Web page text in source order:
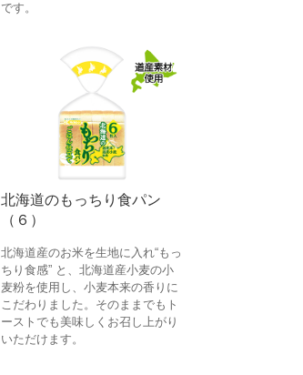
です。
北海道のもっちり食パン
（６）
北海道産のお米を生地に入れ“もっ
ちり食感” と、北海道産小麦の小
麦粉を使用し、小麦本来の香りに
こだわりました。そのままでもト
ーストでも美味しくお召し上がり
いただけます。